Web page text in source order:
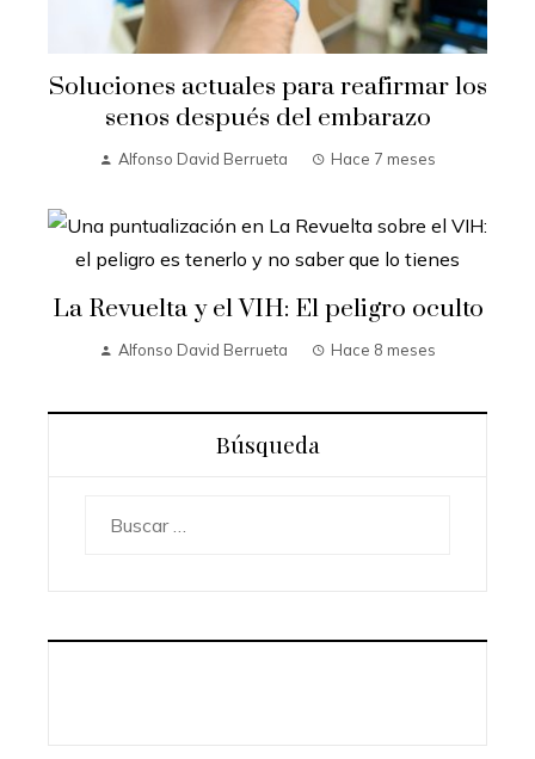
Soluciones actuales para reafirmar los
senos después del embarazo
Alfonso David Berrueta Hace 7 meses
La Revuelta y el VIH: El peligro oculto
Alfonso David Berrueta Hace 8 meses
Búsqueda